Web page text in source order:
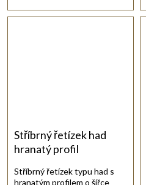
Stříbrný řetízek had
hranatý profil
Stříbrný řetízek typu had s
hranatým profilem o šířce